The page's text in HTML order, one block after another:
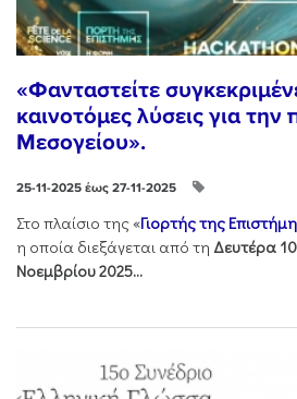
«Φανταστείτε
καινοτόμες λύσεις για την
Μεσογείου».
25-11-2025 έως 27-11-2025
Στo πλαίσιo της «Γιορτής της
η οποία διεξάγεται από τη Δευτέρα
Νοεμβρίου 2025...